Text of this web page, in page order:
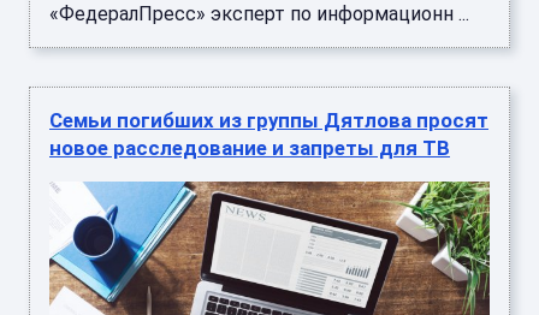
«ФедералПресс» эксперт по информационн ...
Семьи погибших из группы Дятлова просят
новое расследование и запреты для ТВ